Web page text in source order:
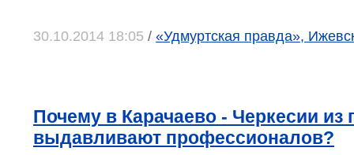
30.10.2014 18:05 / «Удмуртская правда»,
Почему в Карачаево - Черкесии из
выдавливают профессионалов?